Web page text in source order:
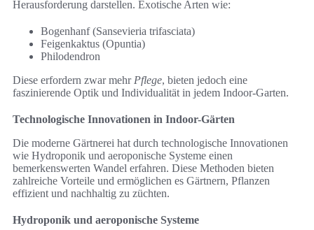
Herausforderung darstellen. Exotische Arten wie:
Bogenhanf (Sansevieria trifasciata)
Feigenkaktus (Opuntia)
Philodendron
Diese erfordern zwar mehr Pflege, bieten jedoch eine
faszinierende Optik und Individualität in jedem Indoor-Garten.
Technologische Innovationen in Indoor-Gärten
Die moderne Gärtnerei hat durch technologische Innovationen
wie Hydroponik und aeroponische Systeme einen
bemerkenswerten Wandel erfahren. Diese Methoden bieten
zahlreiche Vorteile und ermöglichen es Gärtnern, Pflanzen
effizient und nachhaltig zu züchten.
Hydroponik und aeroponische Systeme